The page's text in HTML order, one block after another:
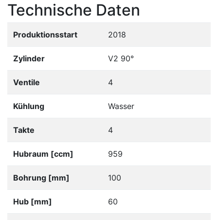
Technische Daten
Produktionsstart 2018
Zylinder V2 90°
Ventile 4
Kühlung Wasser
Takte 4
Hubraum [ccm] 959
Bohrung [mm] 100
Hub [mm] 60